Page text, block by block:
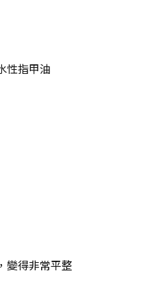
性指甲油
變得非常平整